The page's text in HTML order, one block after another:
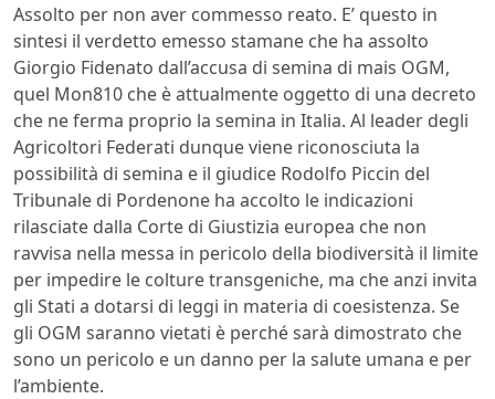
Assolto per non aver commesso reato. E’ questo in
sintesi il verdetto emesso stamane che ha assolto
Giorgio Fidenato dall’accusa di semina di mais OGM,
quel Mon810 che è attualmente oggetto di una decreto
che ne ferma proprio la semina in Italia. Al leader degli
Agricoltori Federati dunque viene riconosciuta la
possibilità di semina e il giudice Rodolfo Piccin del
Tribunale di Pordenone ha accolto le indicazioni
rilasciate dalla Corte di Giustizia europea che non
ravvisa nella messa in pericolo della biodiversità il limite
per impedire le colture transgeniche, ma che anzi invita
gli Stati a dotarsi di leggi in materia di coesistenza. Se
gli OGM saranno vietati è perché sarà dimostrato che
sono un pericolo e un danno per la salute umana e per
l’ambiente.